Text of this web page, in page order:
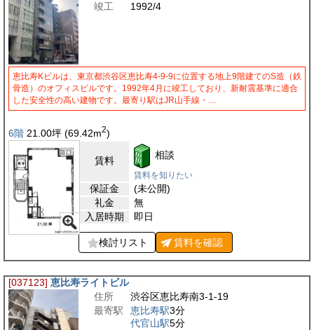
竣工
1992/4
恵比寿Kビルは、東京都渋谷区恵比寿4-9-9に位置する地上9階建てのS造（鉄
骨造）のオフィスビルです。1992年4月に竣工しており、新耐震基準に適合
した安全性の高い建物です。最寄り駅はJR山手線・…
6階 21.00坪 (69.42m2)
賃料 相談
賃料を知りたい
保証金
(未公開)
礼金
無
入居時期
即日
検討リスト 賃料を確認
[037123] 恵比寿ライトビル
住所
渋谷区恵比寿南3-1-19
最寄駅
恵比寿駅3分
代官山駅5分